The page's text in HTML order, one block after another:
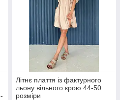
Літнє плаття із фактурного
льону вільного крою 44-50
розміри